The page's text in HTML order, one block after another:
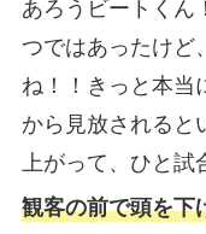
あろうビートくん
つではあったけど、
ね！！きっと本当
から見放されると
上がって、ひと試
観客の前で頭を下